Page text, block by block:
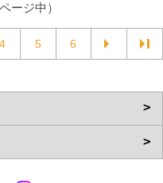
ージ中）
4 5 6